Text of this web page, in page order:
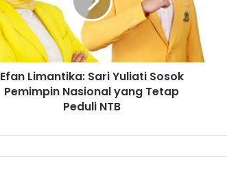
Efan Limantika: Sari Yuliati Sosok
Pemimpin Nasional yang Tetap
Peduli NTB